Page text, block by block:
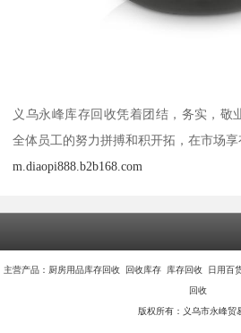
义乌永峰库存回收凭着团结，务实，敬
全体员工的努力拼搏和积开拓，在市场享
m.diaopi888.b2b168.com
主营产品：厨房用品库存回收 回收库存 库存回收 日用百
回收
版权所有：义乌市永峰贸